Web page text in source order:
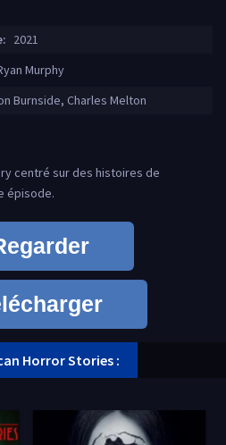
2021
Murphy
Burnside, Charles Melton
centré sur des histoires de
épisode.
Horror Stories :